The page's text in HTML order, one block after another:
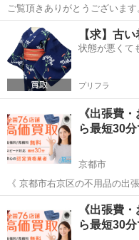
ご覧頂きありがとうございます。 2016年製のエアコンから買い取
します。 詳しくはお気軽にお問い合わせ下さい。 京都、大阪、奈良、
滋賀、兵庫
京都 リサイク
【求】古
状態が悪くて
プリフラ
《出張費
ら最短30
京都市
《 京都市右京区の不用品の出
せを！120％のご満足を！当社
最適なお買取プランをご提案しております 》
見積り料金《完全無料》...
リサイク
《出張費
ら最短30